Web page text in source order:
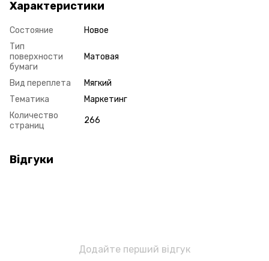
Характеристики
Состояние
Новое
Тип
поверхности
бумаги
Матовая
Вид переплета
Мягкий
Тематика
Маркетинг
Количество
страниц
266
Відгуки
Додайте перший відгук